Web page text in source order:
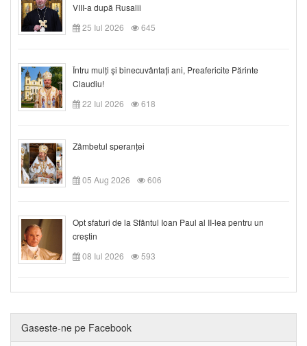
VIII-a după Rusalii
25 Iul 2026
645
Întru mulți și binecuvântați ani, Preafericite Părinte
Claudiu!
22 Iul 2026
618
Zâmbetul speranței
05 Aug 2026 606
Opt sfaturi de la Sfântul Ioan Paul al II-lea pentru un
creștin
08 Iul 2026
593
Gaseste-ne pe Facebook